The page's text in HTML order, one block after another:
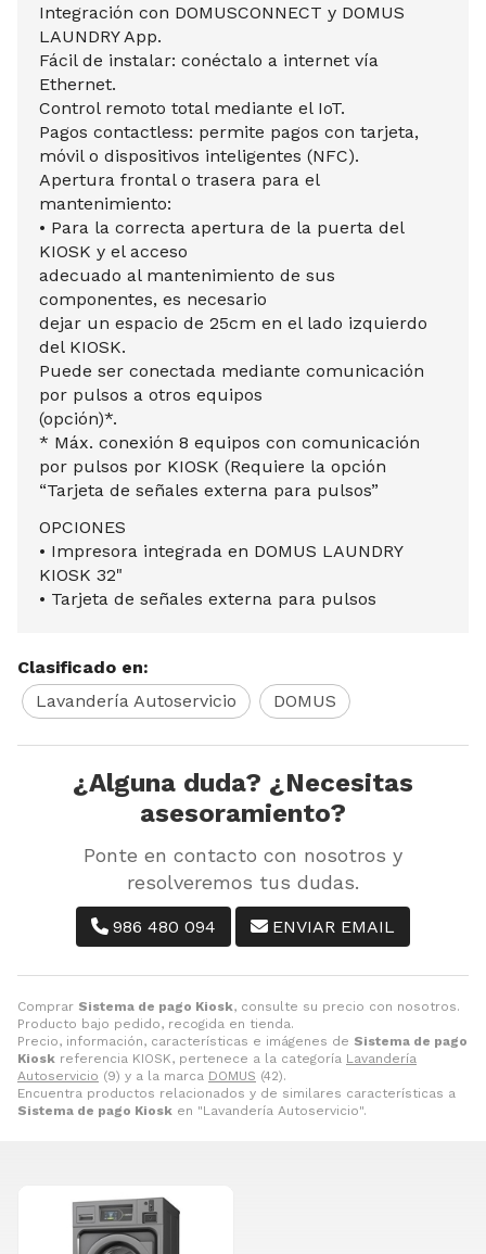
Comprar Sistema de pago Kiosk, consulte su precio con nosotros.
Producto bajo pedido, recogida en tienda.
Precio, información, características e imágenes de Sistema de pago
Kiosk referencia KIOSK, pertenece a la categoría Lavandería
Autoservicio (9) y a la marca DOMUS (42).
Encuentra productos relacionados y de similares características a
Sistema de pago Kiosk en "Lavandería Autoservicio".
Integración con DOMUSCONNECT y DOMUS
LAUNDRY App.
Fácil de instalar: conéctalo a internet vía
Ethernet.
Control remoto total mediante el IoT.
Pagos contactless: permite pagos con tarjeta,
móvil o dispositivos inteligentes (NFC).
Apertura frontal o trasera para el
mantenimiento:
• Para la correcta apertura de la puerta del
KIOSK y el acceso
adecuado al mantenimiento de sus
componentes, es necesario
dejar un espacio de 25cm en el lado izquierdo
del KIOSK.
Puede ser conectada mediante comunicación
por pulsos a otros equipos
(opción)*.
* Máx. conexión 8 equipos con comunicación
por pulsos por KIOSK (Requiere la opción
“Tarjeta de señales externa para pulsos”
OPCIONES
• Impresora integrada en DOMUS LAUNDRY
KIOSK 32"
• Tarjeta de señales externa para pulsos
Clasificado en:
Lavandería Autoservicio
DOMUS
¿Alguna duda? ¿Necesitas
asesoramiento?
Ponte en contacto con nosotros y
resolveremos tus dudas.
986 480 094 ENVIAR EMAIL